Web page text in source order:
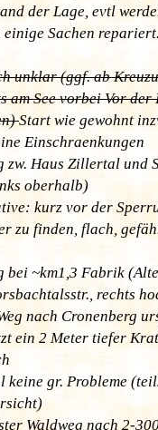
der Lage, evtl
einige Sachen repariert.
unklar (ggf. ab
am See vorbei Vor
Start wie gewohnt
Einschraenkungen
zw. Haus Zillertal und
oberhalb)
kurz vor der
zu finden, flach,
bei ~km1,3 Fabrik
rechts
nach Cronenberg
ein 2 Meter tiefer
keine gr. Probleme
Waldweg nach 2-